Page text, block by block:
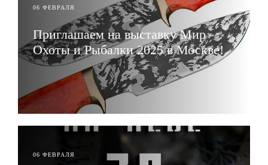
06 ФЕВРАЛЯ
Приглашаем на выставку Мир
Охоты и Рыбалки 2025 в Москве!
ЧИТАТЬ
06 ФЕВРАЛЯ